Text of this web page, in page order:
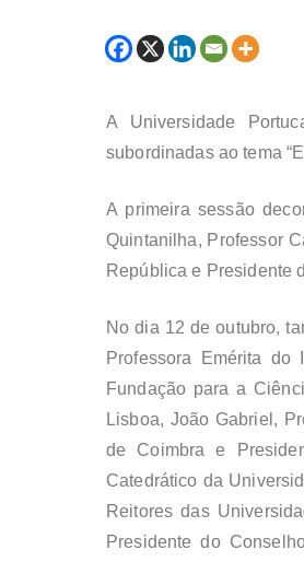
A Universidade
subordinadas ao tema
A primeira sessão
Quintanilha, Professor
República e Presidente
No dia 12 de outubro,
Professora Emérita do
Fundação para a
Lisboa, João Gabriel ,
de Coimbra e
Catedrático da
Reitores das
Presidente do